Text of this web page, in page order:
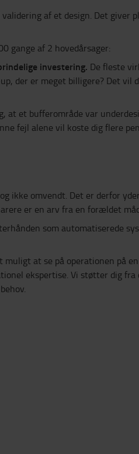
af et design. Det
gange af 2 hovedårsager:
investering. De fleste
der er meget billigere? Det
at et bufferområde var
fejl alene vil koste dig flere
ikke omvendt. Det er derfor
er en arv fra en forældet
som automatiserede
at se på operationen på
ekspertise. Vi støtter dig